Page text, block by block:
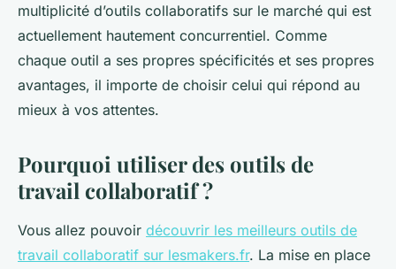
multiplicité d’outils collaboratifs sur le marché qui est
actuellement hautement concurrentiel. Comme
chaque outil a ses propres spécificités et ses propres
avantages, il importe de choisir celui qui répond au
mieux à vos attentes.
Pourquoi utiliser des outils de
travail collaboratif ?
Vous allez pouvoir découvrir les meilleurs outils de
travail collaboratif sur lesmakers.fr. La mise en place